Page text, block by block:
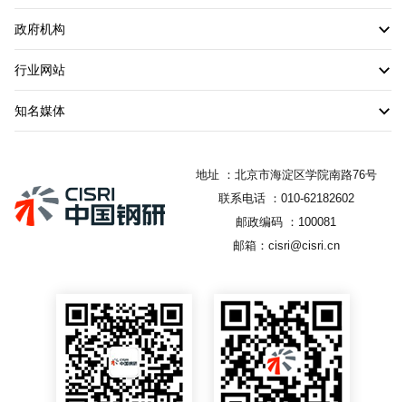
政府机构
行业网站
知名媒体
地址 ：北京市海淀区学院南路76号
联系电话 ：010-62182602
邮政编码 ：100081
邮箱：cisri@cisri.cn